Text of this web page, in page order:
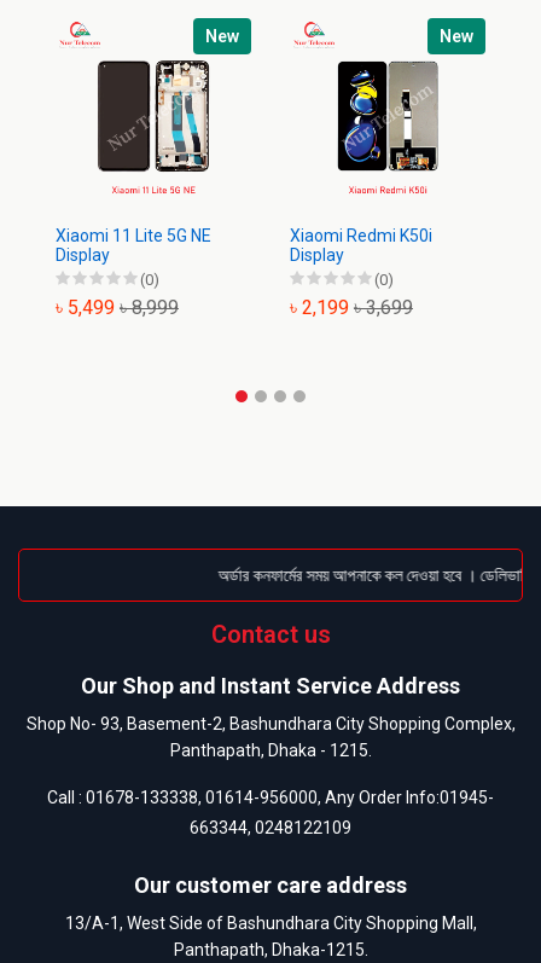
New
Xiaomi 11 Lite 5G NE
Display
(0)
৳ 5,499 ৳ 8,999
New
Xiaomi Redmi K50i
Display
(0)
৳ 2,199 ৳ 3,699
অর্ডার কনফার্মের সময় আপনাকে কল দেওয়া হবে ।
Contact us
Our Shop and Instant Service Address
Shop No- 93, Basement-2, Bashundhara City Shopping Complex,
Panthapath, Dhaka - 1215.
Call : 01678-133338, 01614-956000, Any Order Info:01945-
663344, 0248122109
Our customer care address
13/A-1, West Side of Bashundhara City Shopping Mall,
Panthapath, Dhaka-1215.